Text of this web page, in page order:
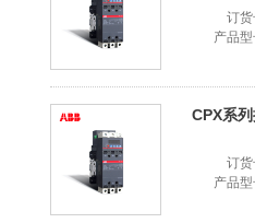
订货
产品型
CPX系
订货
产品型